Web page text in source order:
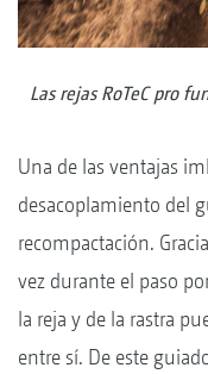
Las rejas RoTeC pro
Una de las ventajas
desacoplamiento del
recompactación.
vez durante el paso
la reja y de la rastra
entre sí. De este